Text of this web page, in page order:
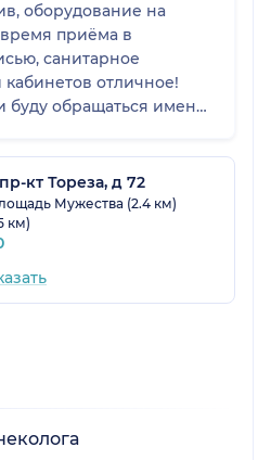
оборудование на
приёма в
санитарное
отличное!
обращаться именно
кт Тореза, д 72
Мужества (2.4 км)
км)